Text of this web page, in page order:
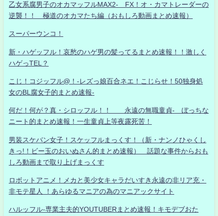
乙女系腐男子のオカマッフルMAX2- FX！オ・カマトレーダーの
逆襲！！ 極道のオカマたち編（おもしろ動画まとめ速報）
スーパーウンコ！
新・ハゲッフル！哀愁のハゲ男の髪ってるまとめ速報！！激しく
ハゲっTEL？
こじ！コジッフル@！-レズっ娘百合ネエ！こじらせ！50独身処
女のBL腐女子的まとめ速報-
何だ！何が？真・シロッフル！！ 永遠の無職童貞- ぼっちな
ニート的まとめ速報！一生童貞上等夜露死苦！
男装スケバン女子！スケッフルまっくす！（新・ナンノひゃくし
きっ!！ビー玉のおいぬさん的まとめ速報） 話題な事件からおも
しろ動画まで取り上げまっくす
ロボットアニメ！メカと美少女キャラだいすき永遠の非リア充・
非モテ星人 ！あらゆるマニアの為のマニアックサイト
ハルッフル-専業主夫的YOUTUBERまとめ速報！キモデブおた